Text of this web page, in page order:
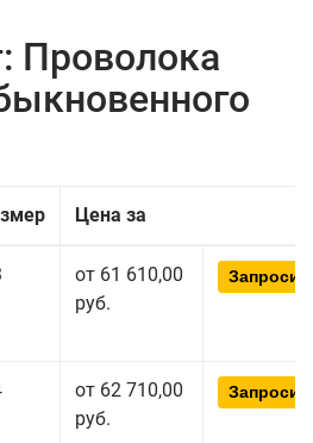
Проволока
Цена за
от 61 610,00
руб.
от 62 710,00
руб.